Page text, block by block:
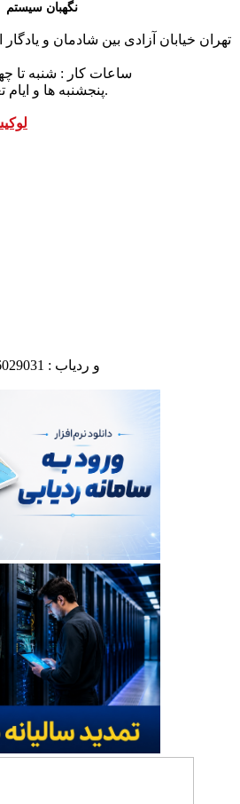
نگهبان سیستم
تهران خیابان آزادی بین شادمان و
پنجشنبه ها و ایام تعطیل شرکت تعطیل است.
تلفن پشتیبانی GPS و ردیاب : 66029031-021